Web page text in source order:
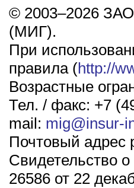
© 2003–2026
(МИГ).
При
правила (http://
Возрастные
Тел. / факс: +7
mail: mig@insur-
Почтовый адрес
Свидетельство
26586 от 22